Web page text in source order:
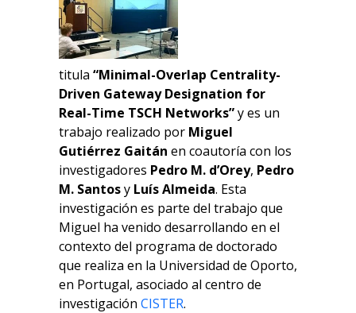
titula “Minimal-Overlap Centrality-
Driven Gateway Designation for
Real-Time TSCH Networks”y es un
trabajo realizado por Miguel
Gutiérrez Gaitán en coautoría con los
investigadores Pedro M. d’Orey, Pedro
M. Santosy Luís Almeida. Esta
investigación es parte del trabajo que
Miguel ha venido desarrollando en el
contexto del programa de doctorado
que realiza en la Universidad de Oporto,
en Portugal, asociado al centro de
investigación CISTER.